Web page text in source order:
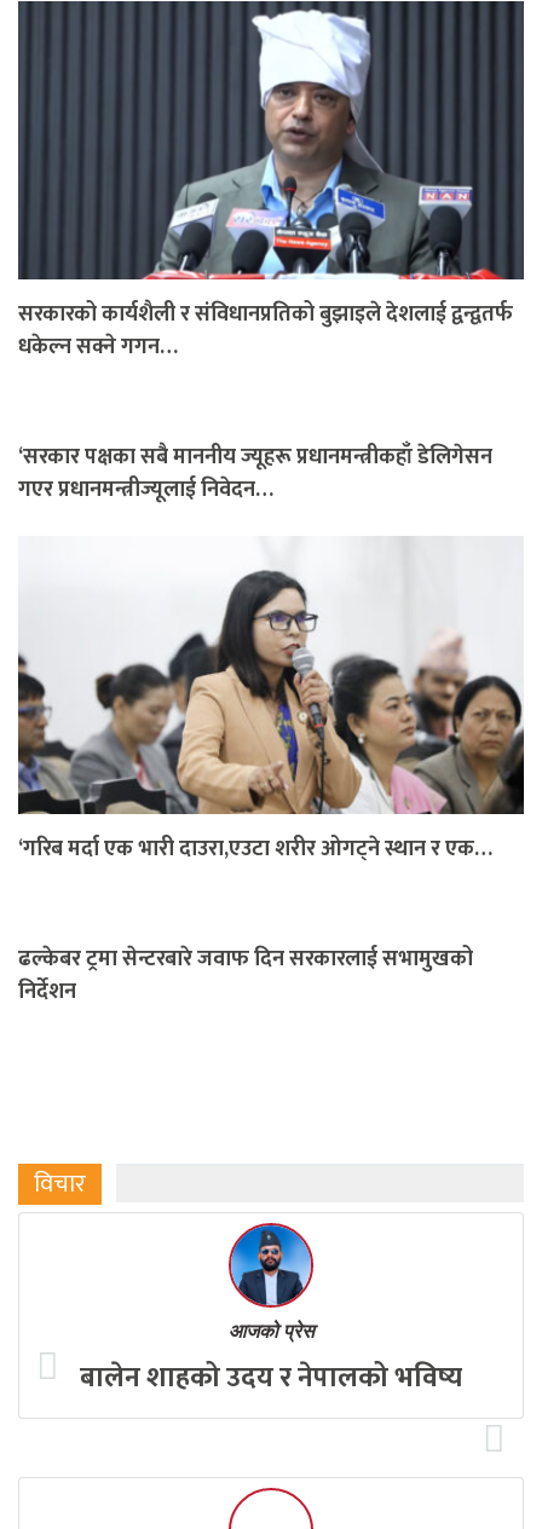
सरकारको कार्यशैली र संविधानप्रतिको बुझाइले देशलाई द्वन्द्वतर्फ
धकेल्न सक्ने गगन…
‘सरकार पक्षका सबै माननीय ज्यूहरू प्रधानमन्त्रीकहाँ डेलिगेसन
गएर प्रधानमन्त्रीज्यूलाई निवेदन…
‘गरिब मर्दा एक भारी दाउरा,एउटा शरीर ओगट्ने स्थान र एक…
ढल्केबर ट्रमा सेन्टरबारे जवाफ दिन सरकारलाई सभामुखको
निर्देशन
विचार
आजको प्रेस
बालेन शाहको उदय र नेपालको भविष्य